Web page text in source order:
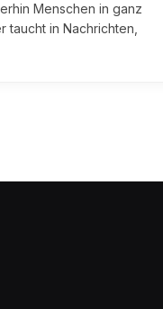
Menschen in ganz
taucht in Nachrichten,